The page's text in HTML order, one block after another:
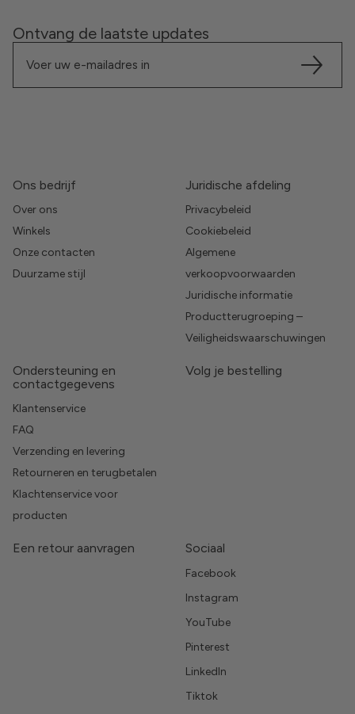
Ontvang de laatste updates
Ons bedrijf
Over ons
Winkels
Onze contacten
Duurzame stijl
Juridische afdeling
Privacybeleid
Cookiebeleid
Algemene
verkoopvoorwaarden
Juridische informatie
Productterugroeping –
Veiligheidswaarschuwingen
Ondersteuning en
contactgegevens
Klantenservice
FAQ
Verzending en levering
Retourneren en terugbetalen
Klachtenservice voor
producten
Volg je bestelling
Een retour aanvragen Sociaal
Facebook
Instagram
YouTube
Pinterest
LinkedIn
Tiktok